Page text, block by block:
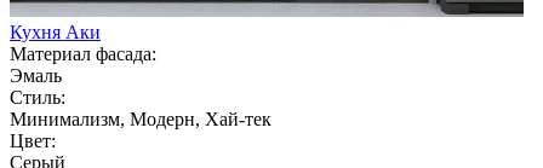
Кухня Аки
Материал фасада:
Эмаль
Стиль:
Минимализм, Модерн, Хай-тек
Цвет:
Серый